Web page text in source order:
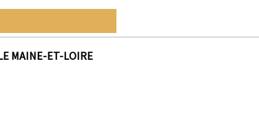
MAINE-ET-LOIRE